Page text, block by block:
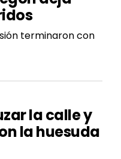
terminaron con
la calle y
la huesuda